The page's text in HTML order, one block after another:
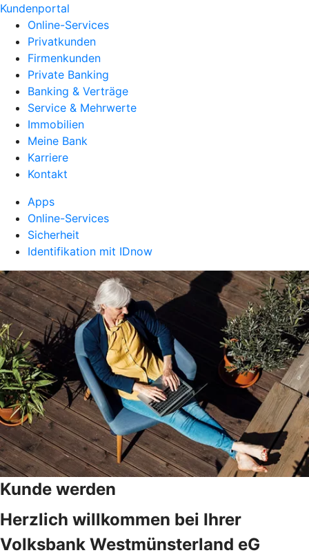
Kundenportal
Online-Services
Privatkunden
Firmenkunden
Private Banking
Banking & Verträge
Service & Mehrwerte
Immobilien
Meine Bank
Karriere
Kontakt
Apps
Online-Services
Sicherheit
Identifikation mit IDnow
Kunde werden
Herzlich willkommen bei Ihrer
Volksbank Westmünsterland eG